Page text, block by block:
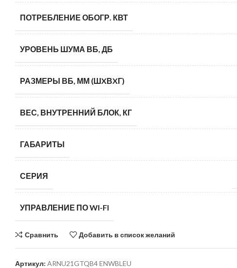
ПОТРЕБЛЕНИЕ ОБОГР. КВТ
УРОВЕНЬ ШУМА ВБ, ДБ
РАЗМЕРЫ ВБ, ММ (ШXВXГ)
ВЕС, ВНУТРЕННИЙ БЛОК, КГ
ГАБАРИТЫ
СЕРИЯ
УПРАВЛЕНИЕ ПО WI-FI
Сравнить Добавить в список желаний
Артикул: ARNU21GTQB4 ENWBLEU